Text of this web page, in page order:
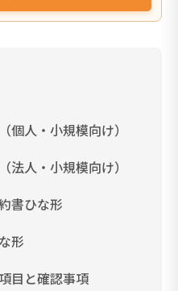
個人・小規模向け）
法人・小規模向け）
書ひな形
形
目と確認事項